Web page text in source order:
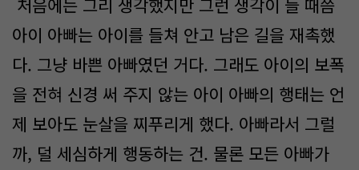
처음에는 그리 생각했지만 그런 생각이 들 때쯤
아이 아빠는 아이를 들쳐 안고 남은 길을 재촉했
다. 그냥 바쁜 아빠였던 거다. 그래도 아이의 보폭
을 전혀 신경 써 주지 않는 아이 아빠의 행태는 언
제 보아도 눈살을 찌푸리게 했다. 아빠라서 그럴
까, 덜 세심하게 행동하는 건. 물론 모든 아빠가